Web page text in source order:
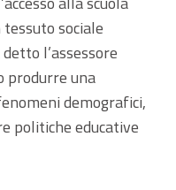
sociale
l’assessore
produrre una
demografici,
politiche educative